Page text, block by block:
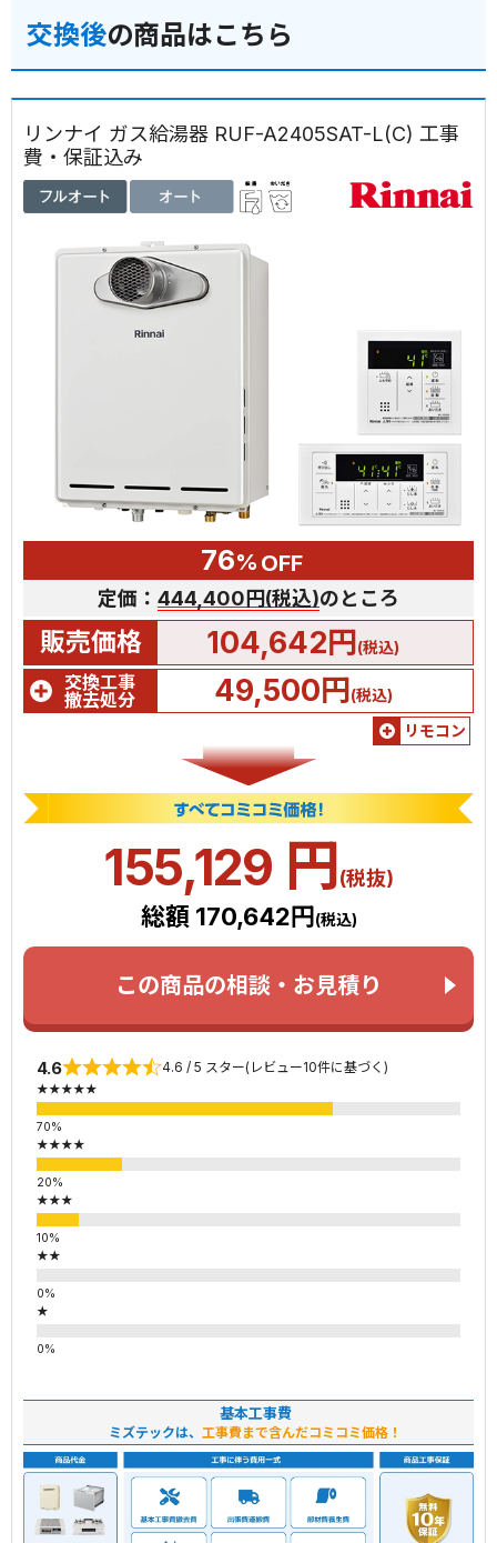
交換後の商品はこちら
リンナイ ガス給湯器 RUF-A2405SAT-L(C) 工事
費・保証込み
76% OFF
定価： 444,400円(税込)のところ
販売価格 104,642円(税込)
交換工事
撤去処分
49,500円(税込)
リモコン
155,129 円(税抜)
総額 170,642円 (税込)
この商品の相談・お見積り
4.6 4.6 / 5 スター(レビュー10件に基づく)
★★★★★
★★★★
★★★
★★
★
基本工事費
ミズテックは、 工事費まで含んだコミコミ価格！